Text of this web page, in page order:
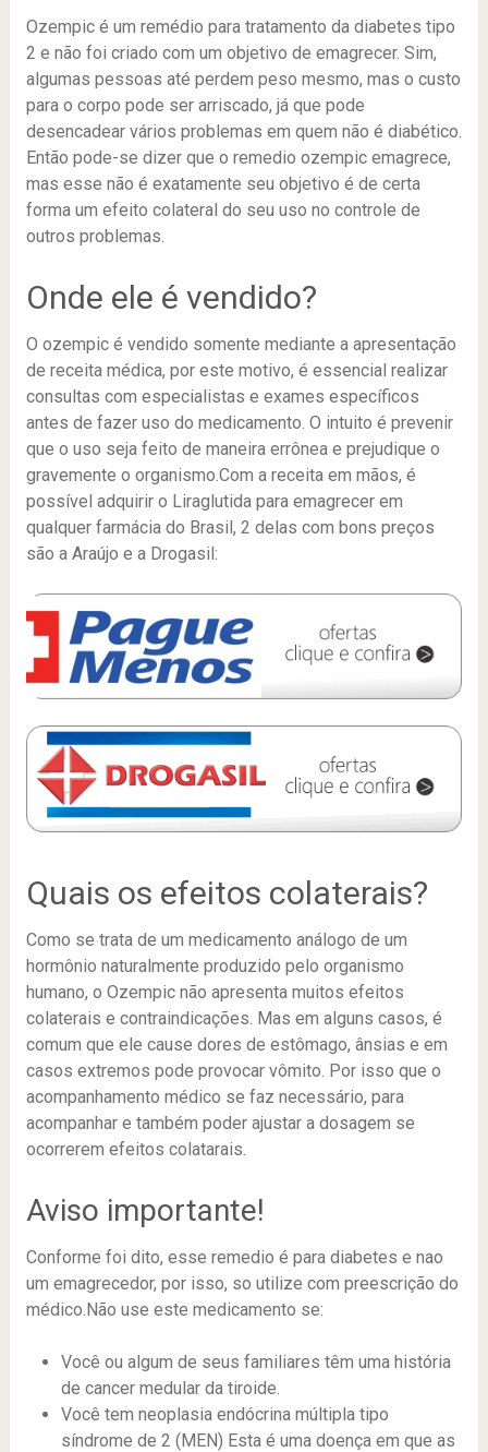
Ozempic é um remédio para tratamento da diabetes tipo
2 e não foi criado com um objetivo de emagrecer. Sim,
algumas pessoas até perdem peso mesmo, mas o custo
para o corpo pode ser arriscado, já que pode
desencadear vários problemas em quem não é diabético.
Então pode-se dizer que o remedio ozempic emagrece,
mas esse não é exatamente seu objetivo é de certa
forma um efeito colateral do seu uso no controle de
outros problemas.
Onde ele é vendido?
O ozempic é vendido somente mediante a apresentação
de receita médica, por este motivo, é essencial realizar
consultas com especialistas e exames específicos
antes de fazer uso do medicamento. O intuito é prevenir
que o uso seja feito de maneira errônea e prejudique o
gravemente o organismo.Com a receita em mãos, é
possível adquirir o Liraglutida para emagrecer em
qualquer farmácia do Brasil, 2 delas com bons preços
são a Araújo e a Drogasil:
Quais os efeitos colaterais?
Como se trata de um medicamento análogo de um
hormônio naturalmente produzido pelo organismo
humano, o Ozempic não apresenta muitos efeitos
colaterais e contraindicações. Mas em alguns casos, é
comum que ele cause dores de estômago, ânsias e em
casos extremos pode provocar vômito. Por isso que o
acompanhamento médico se faz necessário, para
acompanhar e também poder ajustar a dosagem se
ocorrerem efeitos colatarais.
Aviso importante!
Conforme foi dito, esse remedio é para diabetes e nao
um emagrecedor, por isso, so utilize com preescrição do
médico.Não use este medicamento se:
Você ou algum de seus familiares têm uma história
de cancer medular da tiroide.
Você tem neoplasia endócrina múltipla tipo
síndrome de 2 (MEN) Esta é uma doença em que as